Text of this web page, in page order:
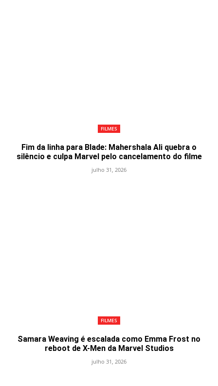
FILMES
Fim da linha para Blade: Mahershala Ali quebra o
silêncio e culpa Marvel pelo cancelamento do filme
julho 31, 2026
FILMES
Samara Weaving é escalada como Emma Frost no
reboot de X-Men da Marvel Studios
julho 31, 2026